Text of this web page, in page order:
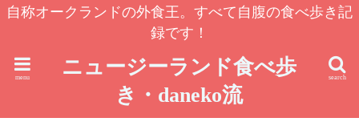
自称オークランドの外食王。すべて自腹の食べ歩き記
録です！
ニュージーランド食べ歩
き・daneko流
search
menu